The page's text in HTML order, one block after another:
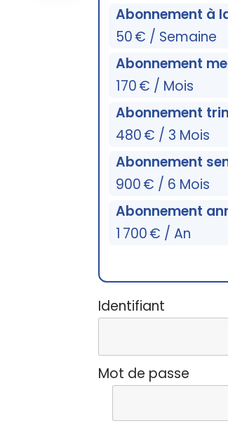
Abonnement à
50 € / Semaine
Abonnement
170 € / Mois
Abonnement
480 € / 3 Mois
Abonnement
900 € / 6 Mois
Abonnement
1 700 € / An
Identifiant
Mot de passe